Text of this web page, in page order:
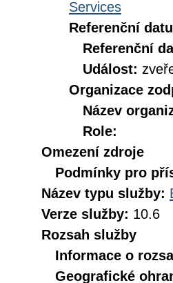
Services
Referenční
Referenční
Událost:
Organizace
Název
Role:
Omezení zdroje
Podmínky pro
Název typu služby:
Verze služby: 10.6
Rozsah služby
Informace o
Geografické